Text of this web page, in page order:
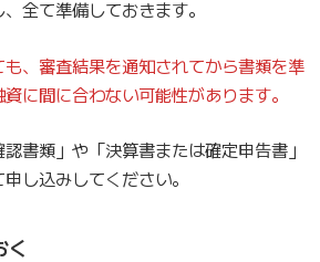
全て準備しておきます。
、審査結果を通知されてから書類を準
に間に合わない可能性があります。
書類」や「決算書または確定申告書」
し込みしてください。
く